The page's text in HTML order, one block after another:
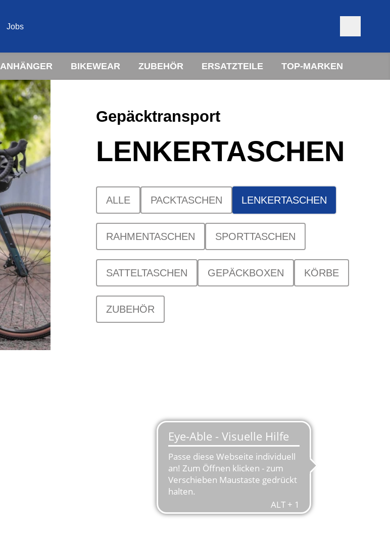
Jobs
ANHÄNGER BIKEWEAR ZUBEHÖR ERSATZTEILE TOP-MARKEN
Gepäcktransport
LENKERTASCHEN
ALLE PACKTASCHEN LENKERTASCHEN
RAHMENTASCHEN SPORTTASCHEN
SATTELTASCHEN GEPÄCKBOXEN KÖRBE
ZUBEHÖR